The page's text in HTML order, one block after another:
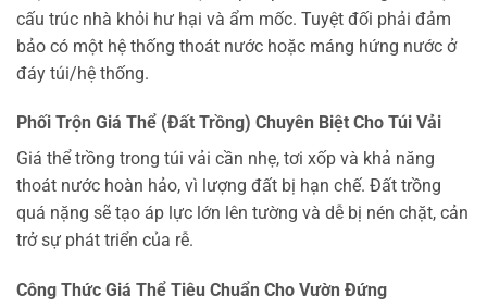
cấu trúc nhà khỏi hư hại và ẩm mốc. Tuyệt đối phải đảm
bảo có một hệ thống thoát nước hoặc máng hứng nước ở
đáy túi/hệ thống.
Phối Trộn Giá Thể (Đất Trồng) Chuyên Biệt Cho Túi Vải
Giá thể trồng trong túi vải cần nhẹ, tơi xốp và khả năng
thoát nước hoàn hảo, vì lượng đất bị hạn chế. Đất trồng
quá nặng sẽ tạo áp lực lớn lên tường và dễ bị nén chặt, cản
trở sự phát triển của rễ.
Công Thức Giá Thể Tiêu Chuẩn Cho Vườn Đứng